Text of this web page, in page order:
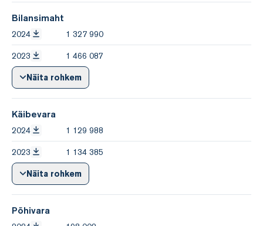
Bilansimaht
2024 1 327 990
2023 1 466 087
Näita rohkem
Käibevara
2024 1 129 988
2023 1 134 385
Näita rohkem
Põhivara